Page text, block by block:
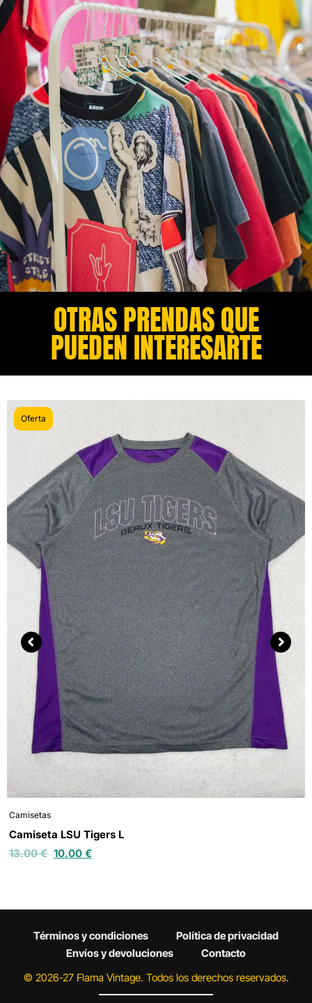
OTRAS PRENDAS QUE
PUEDEN INTERESARTE​
Oferta
Camisetas
Camiseta LSU Tigers L
13.00€ 10.00€
Términos y condiciones
Política de privacidad
Envíos y devoluciones
Contacto
© 2026-27 Flama Vintage. Todos los derechos reservados.